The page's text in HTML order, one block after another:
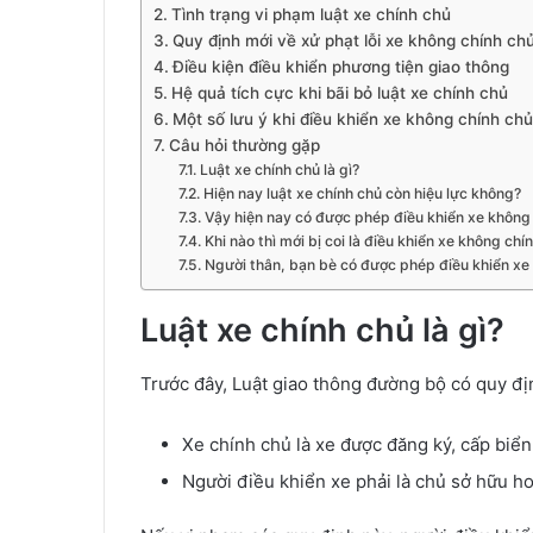
Tình trạng vi phạm luật xe chính chủ
Quy định mới về xử phạt lỗi xe không chính
Điều kiện điều khiển phương tiện giao thông
Hệ quả tích cực khi bãi bỏ luật xe chính chủ
Một số lưu ý khi điều khiển xe không chính chủ
Câu hỏi thường gặp
Luật xe chính chủ là gì?
Hiện nay luật xe chính chủ còn hiệu lực không?
Vậy hiện nay có được phép điều khiển xe
Khi nào thì mới bị coi là điều khiển xe không
Người thân, bạn bè có được phép điều khiển
Luật xe chính chủ là gì?
Trước đây, Luật giao thông đường bộ có quy
Xe chính chủ là xe được đăng ký, cấp
Người điều khiển xe phải là chủ sở hữu